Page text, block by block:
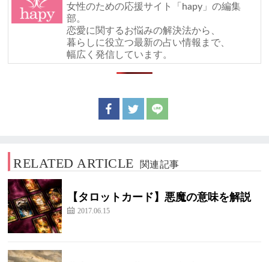
女性のための応援サイト「hapy」の編集
部。
恋愛に関するお悩みの解決法から、
暮らしに役立つ最新の占い情報まで、
幅広く発信しています。
RELATED ARTICLE 関連記事
【タロットカード】悪魔の意味を解説
2017.06.15